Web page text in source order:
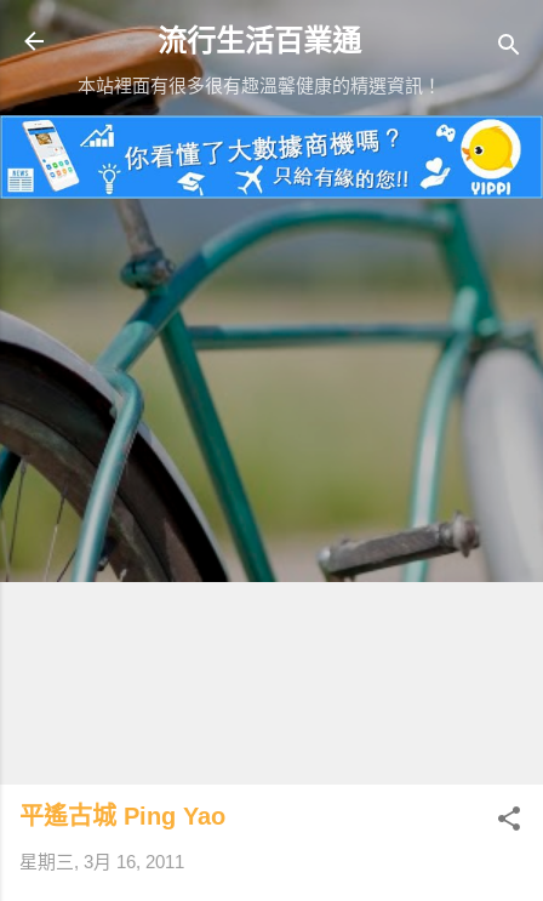
跳到主要內容
流行生活百業通
本站裡面有很多很有趣溫馨健康的精選資訊！
平遙古城 Ping Yao
星期三, 3月 16, 2011